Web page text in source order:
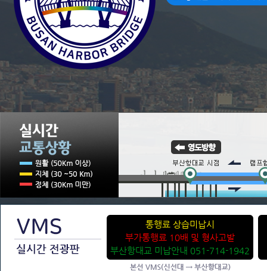
통행료 상습미납시
부가통행료 10배 및 형사고발
부산항대교 미납안내 051-714-1942